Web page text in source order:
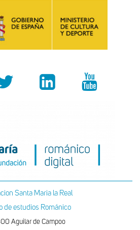
Santa Maria la Real
de estudios Románico
Aguilar de Campoo